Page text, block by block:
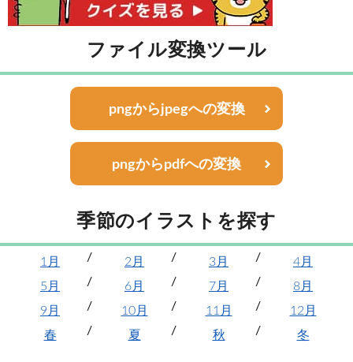
ファイル変換ツール
pngからjpegへの変換
pngからpdfへの変換
季節のイラストを探す
1月 2月 3月
4月
5月
6月 7月
8月
9月
10月 11月
12月
春
夏 秋 冬